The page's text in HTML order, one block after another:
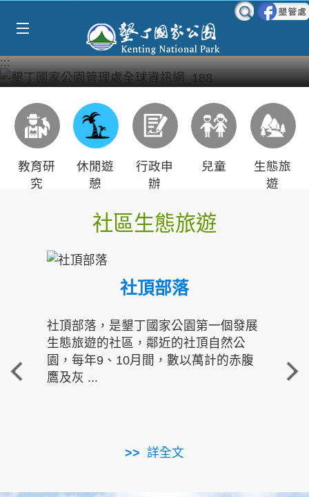
:::
教育研
究
休閒遊
憩
行政申
辦
兒童
生態旅
遊
社區生態旅遊
社頂部落
社頂部落，是墾丁國家公園第一個發展
生態旅遊的社區，鄰近的社頂自然公
園，每年9、10月間，數以萬計的赤腹
鷹及灰 ...
詳全文
重
走進